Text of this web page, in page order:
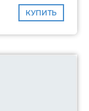
КУПИТЬ